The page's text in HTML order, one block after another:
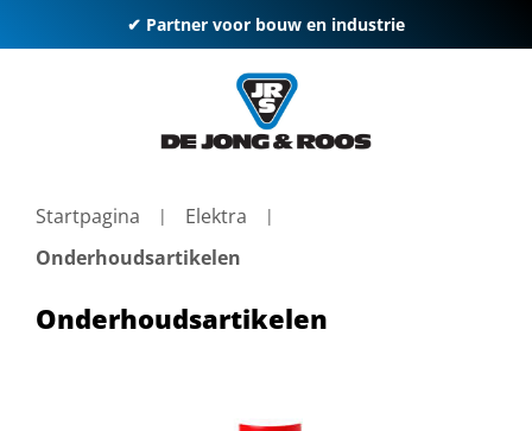
✔ Partner voor bouw en industrie
Startpagina
Elektra
Onderhoudsartikelen
Onderhoudsartikelen